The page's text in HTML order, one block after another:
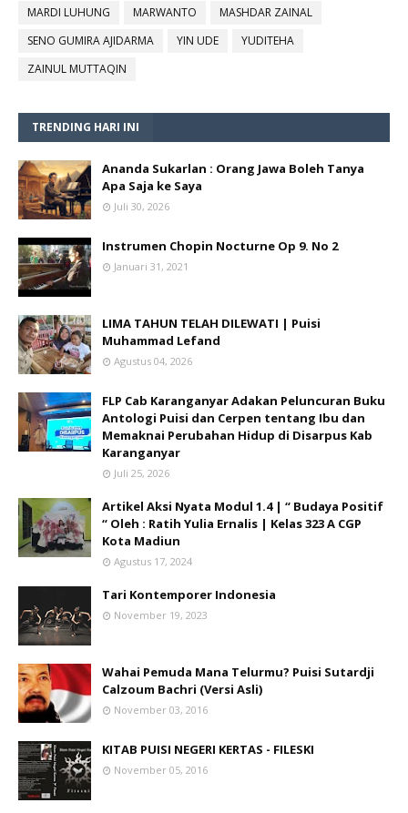
MARDI LUHUNG
MARWANTO
MASHDAR ZAINAL
SENO GUMIRA AJIDARMA
YIN UDE
YUDITEHA
ZAINUL MUTTAQIN
TRENDING HARI INI
Ananda Sukarlan : Orang Jawa Boleh Tanya
Apa Saja ke Saya
Juli 30, 2026
Instrumen Chopin Nocturne Op 9. No 2
Januari 31, 2021
LIMA TAHUN TELAH DILEWATI | Puisi
Muhammad Lefand
Agustus 04, 2026
FLP Cab Karanganyar Adakan Peluncuran Buku
Antologi Puisi dan Cerpen tentang Ibu dan
Memaknai Perubahan Hidup di Disarpus Kab
Karanganyar
Juli 25, 2026
Artikel Aksi Nyata Modul 1.4 | “ Budaya Positif
“ Oleh : Ratih Yulia Ernalis | Kelas 323 A CGP
Kota Madiun
Agustus 17, 2024
Tari Kontemporer Indonesia
November 19, 2023
Wahai Pemuda Mana Telurmu? Puisi Sutardji
Calzoum Bachri (Versi Asli)
November 03, 2016
KITAB PUISI NEGERI KERTAS - FILESKI
November 05, 2016